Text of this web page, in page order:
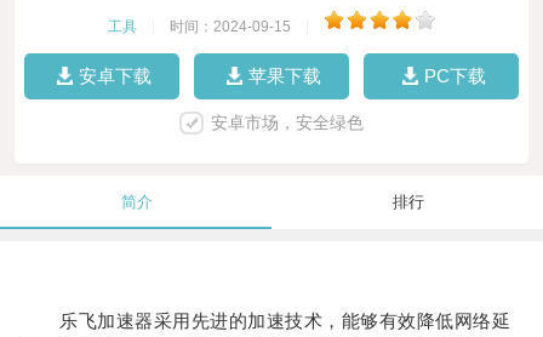
工具 时间：2024-09-15
安卓下载 苹果下载 PC下载
安卓市场，安全绿色
简介 排行
乐飞加速器采用先进的加速技术，能够有效降低网络延